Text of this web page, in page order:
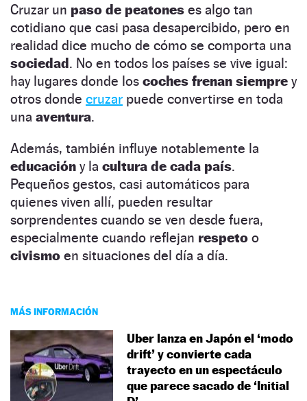
Cruzar un paso de peatones es algo tan
cotidiano que casi pasa desapercibido, pero en
realidad dice mucho de cómo se comporta una
sociedad. No en todos los países se vive igual:
hay lugares donde los coches frenan siempre y
otros donde cruzar puede convertirse en toda
una aventura.
Además, también influye notablemente la
educación y la cultura de cada país.
Pequeños gestos, casi automáticos para
quienes viven allí, pueden resultar
sorprendentes cuando se ven desde fuera,
especialmente cuando reflejan respeto o
civismo en situaciones del día a día.
MÁS INFORMACIÓN
Uber lanza en Japón el ‘modo
drift’ y convierte cada
trayecto en un espectáculo
que parece sacado de ‘Initial